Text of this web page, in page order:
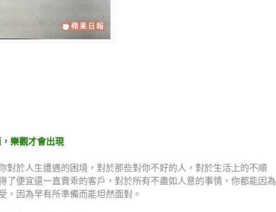
樂觀才會出現
對於人生遭遇的困境，對於那些對你不好的人，對於生活上的不順
了便宜還一直賣乖的客戶，對於所有不盡如人意的事情，你都能因為
，因為早有所準備而能坦然面對。